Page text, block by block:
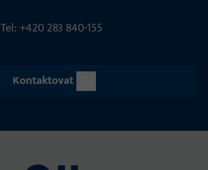
Tel: +420 283 840-155
Kontaktovat